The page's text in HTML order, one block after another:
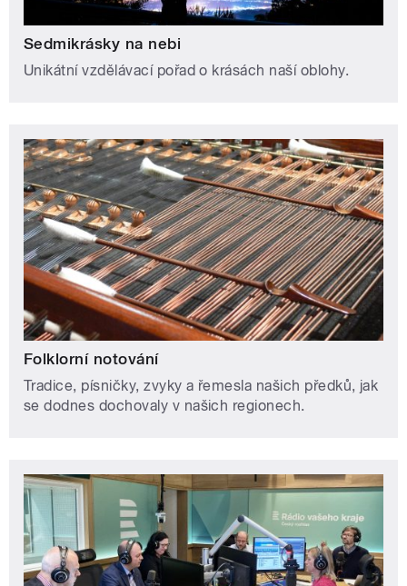
Sedmikrásky na nebi
Unikátní vzdělávací pořad o krásách naší oblohy.
Folklorní notování
Tradice, písničky, zvyky a řemesla našich předků, jak
se dodnes dochovaly v našich regionech.